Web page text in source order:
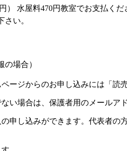
） 水屋料470円教室でお支払くだ
い。
場合）
ージからのお申し込みには「読
い場合は、保護者用のメールア
申し込みができます。代表者